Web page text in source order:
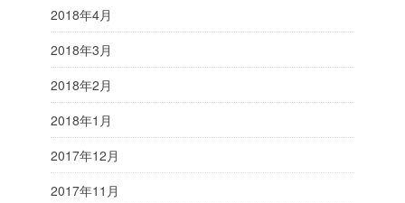
2018年4月
2018年3月
2018年2月
2018年1月
2017年12月
2017年11月